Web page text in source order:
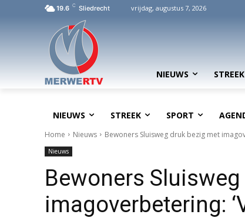
19.6 C Sliedrecht vrijdag, augustus 7, 2026
NIEUWS STREEK
NIEUWS STREEK SPORT
Home Nieuws Bewoners Sluisweg druk bezig met
Nieuws
Bewoners
imagoverbetering: